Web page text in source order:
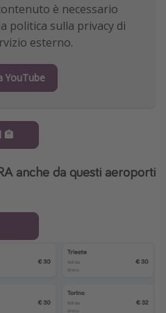
è necessario
politica sulla privacy di
esterno.
YouTube
🏨
anche da questi aeroporti